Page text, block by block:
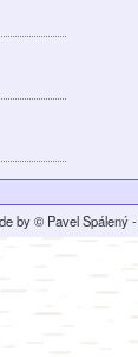
by © Pavel Spálený -